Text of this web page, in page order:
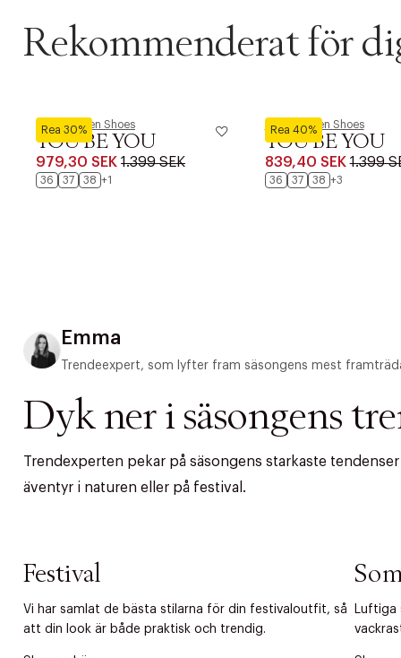
Rekommenderat för
Rea 30%
Copenhagen Shoes
YOU BE YOU
979,30 SEK 1.399 SEK
36 37 38 +1
Rea 40%
Copenhagen Shoes
YOU BE YOU
839,40 SEK 1.399
36 37 38 +3
Emma
Trendeexpert, som lyfter fram säsongens mest
Dyk ner i säsongens
Trendexperten pekar på säsongens starkaste
äventyr i naturen eller på festival.
Festival
Vi har samlat de bästa stilarna för din festivaloutfit, så
att din look är både praktisk och trendig.
Luftiga
LÄGG TILL
WE CARE
Øv vi kan
PRODUKTEN